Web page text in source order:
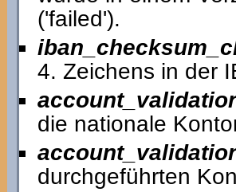
('failed').
4. Zeichens in der
die nationale
durchgeführten